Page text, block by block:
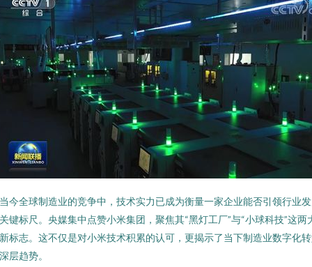
今全球制造业的竞争中，技术实力已成为衡量一家企业能否引领行业
键标尺。央媒集中点赞小米集团，聚焦其“黑灯工厂”与“小球科技”这两
标志。这不仅是对小米技术积累的认可，更揭示了当下制造业数字化
层趋势。